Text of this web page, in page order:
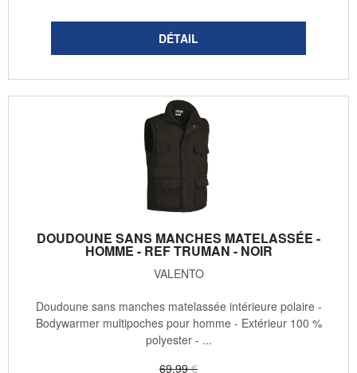
DOUDOUNE SANS MANCHES MATELASSÉE -
HOMME - REF TRUMAN - NOIR
VALENTO
69.99 €
Doudoune sans manches matelassée intérieure polaire -
Bodywarmer multipoches pour homme - Extérieur 100 %
polyester - ...